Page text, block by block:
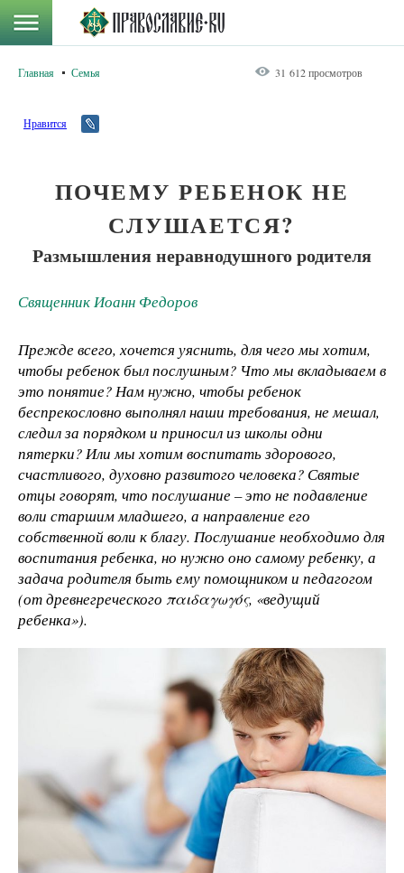
Главная Семья 31 612 просмотров
Нравится
ПОЧЕМУ РЕБЕНОК НЕ
СЛУШАЕТСЯ?
Размышления неравнодушного родителя
Священник Иоанн Федоров
Прежде всего, хочется уяснить, для чего мы хотим,
чтобы ребенок был послушным? Что мы вкладываем в
это понятие? Нам нужно, чтобы ребенок
беспрекословно выполнял наши требования, не мешал,
следил за порядком и приносил из школы одни
пятерки? Или мы хотим воспитать здорового,
счастливого, духовно развитого человека? Святые
отцы говорят, что послушание – это не подавление
воли старшим младшего, а направление его
собственной воли к благу. Послушание необходимо для
воспитания ребенка, но нужно оно самому ребенку, а
задача родителя быть ему помощником и педагогом
(от древнегреческого παιδαγωγός, «ведущий
ребенка»).